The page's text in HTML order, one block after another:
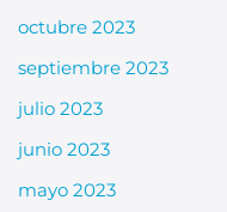
octubre 2023
septiembre 2023
julio 2023
junio 2023
mayo 2023